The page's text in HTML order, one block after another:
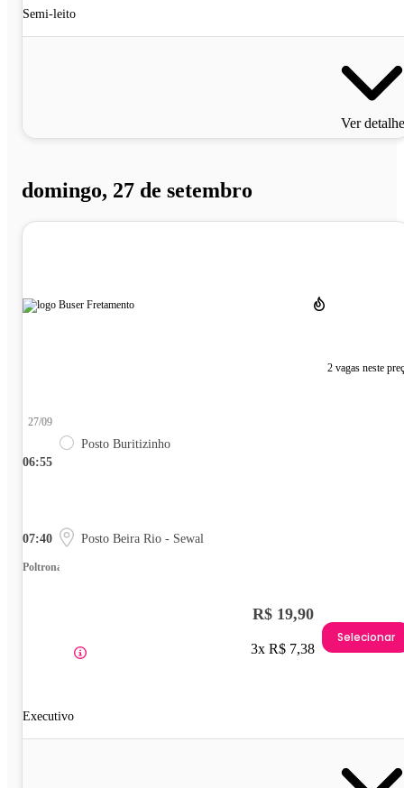
Semi-leito
Ver
domingo, 27 de setembro
2 vagas neste
06:55
27/09
Posto Buritizinho
07:40 Posto Beira Rio - Sewal
Poltrona
Executivo
R$ 19,90
3x R$ 7,38
Selecionar